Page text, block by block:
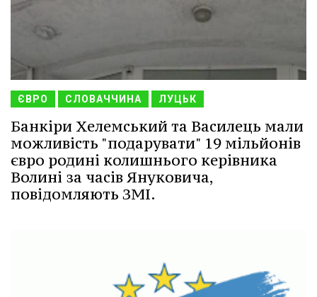
ЄВРО СЛОВАЧЧИНА ЛУЦЬК
Банкіри Хелемський та Василець мали
можливість "подарувати" 19 мільйонів
євро родині колишнього керівника
Волині за часів Януковича,
повідомляють ЗМІ.